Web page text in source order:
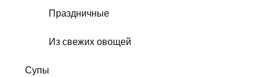
Праздничные
Из свежих овощей
Супы